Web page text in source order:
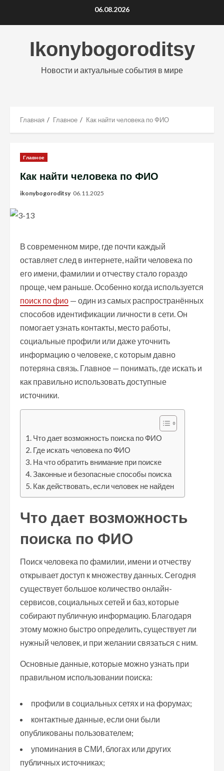
06.08.2026
Ikonybogoroditsy
Новости и актуальные события в мире
Главная Главное Как найти человека по ФИО
Главное
Как найти человека по ФИО
ikonybogoroditsy 06.11.2025
В современном мире, где почти каждый
оставляет след в интернете, найти человека по
его имени, фамилии и отчеству стало гораздо
проще, чем раньше. Особенно когда используется
поиск по фио — один из самых распространённых
способов идентификации личности в сети. Он
помогает узнать контакты, место работы,
социальные профили или даже уточнить
информацию о человеке, с которым давно
потеряна связь. Главное — понимать, где искать и
как правильно использовать доступные
источники.
Что дает возможность поиска по ФИО
Где искать человека по ФИО
На что обратить внимание при поиске
Законные и безопасные способы поиска
Как действовать, если человек не найден
Что дает возможность
поиска по ФИО
Поиск человека по фамилии, имени и отчеству
открывает доступ к множеству данных. Сегодня
существует большое количество онлайн-
сервисов, социальных сетей и баз, которые
собирают публичную информацию. Благодаря
этому можно быстро определить, существует ли
нужный человек, и при желании связаться с ним.
Основные данные, которые можно узнать при
правильном использовании поиска:
профили в социальных сетях и на форумах;
контактные данные, если они были
опубликованы пользователем;
упоминания в СМИ, блогах или других
публичных источниках;